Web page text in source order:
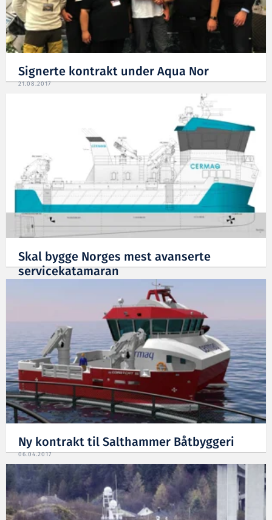
Signerte kontrakt under Aqua Nor
21.08.2017
Skal bygge Norges mest avanserte
servicekatamaran
Ny kontrakt til Salthammer Båtbyggeri
06.04.2017